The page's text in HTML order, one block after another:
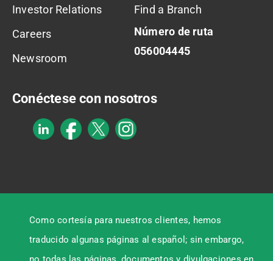
Investor Relations
Careers
Newsroom
Find a Branch
Número de ruta
056004445
Conéctese con nosotros
Como cortesía para nuestros clientes, hemos
traducido algunas páginas al español; sin embargo,